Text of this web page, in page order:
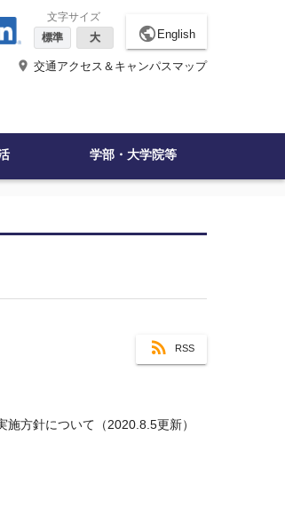
文字サイズ
標準
大 public English
place 交通アクセス＆キャンパスマップ
学部・大学院等
RSS
方針について（2020.8.5更新）